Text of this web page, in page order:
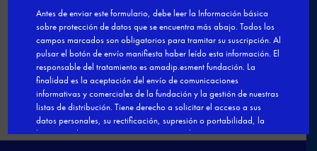
←Nuestro modelo de FPDual en el
Congreso estatal sobre Empleo
De la experiencia al aula:
profesionales que dan el salto a la
docencia